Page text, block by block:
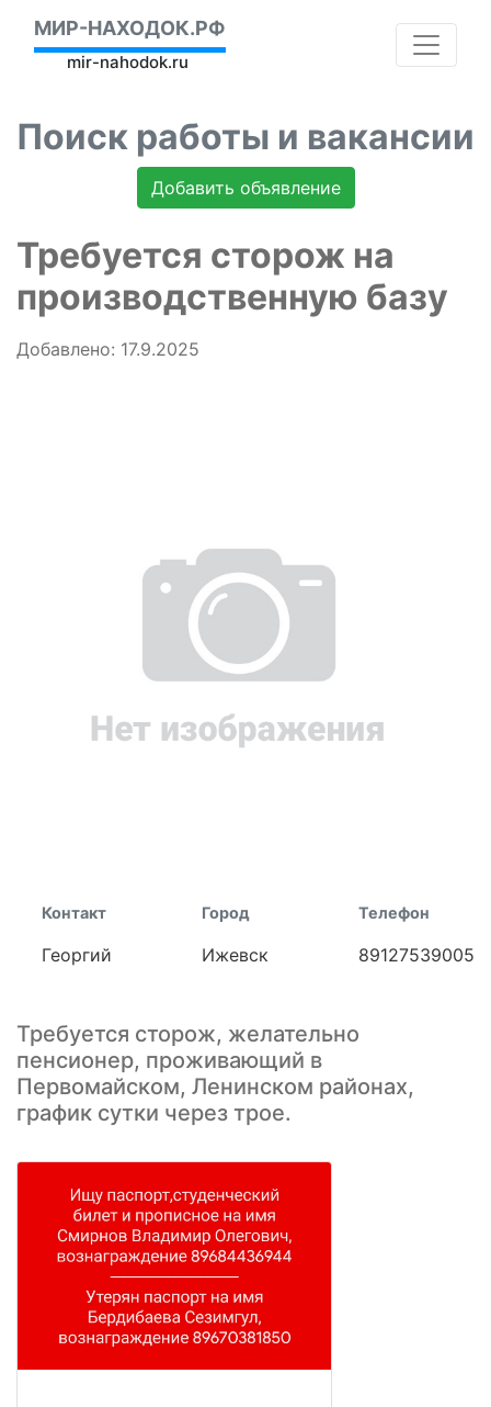
МИР-НАХОДОК.РФ
mir-nahodok.ru
Поиск работы и вакансии
Добавить объявление
Требуется сторож на
производственную базу
Добавлено: 17.9.2025
Контакт
Георгий
Город
Ижевск
Телефон
89127539005
Требуется сторож, желательно
пенсионер, проживающий в
Первомайском, Ленинском районах,
график сутки через трое.